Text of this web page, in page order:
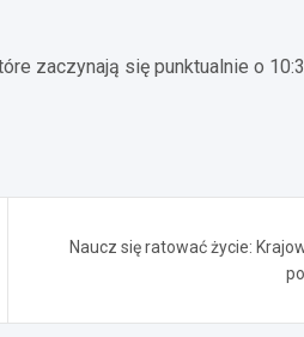
zaczynają się punktualnie o
Naucz się ratować życie: